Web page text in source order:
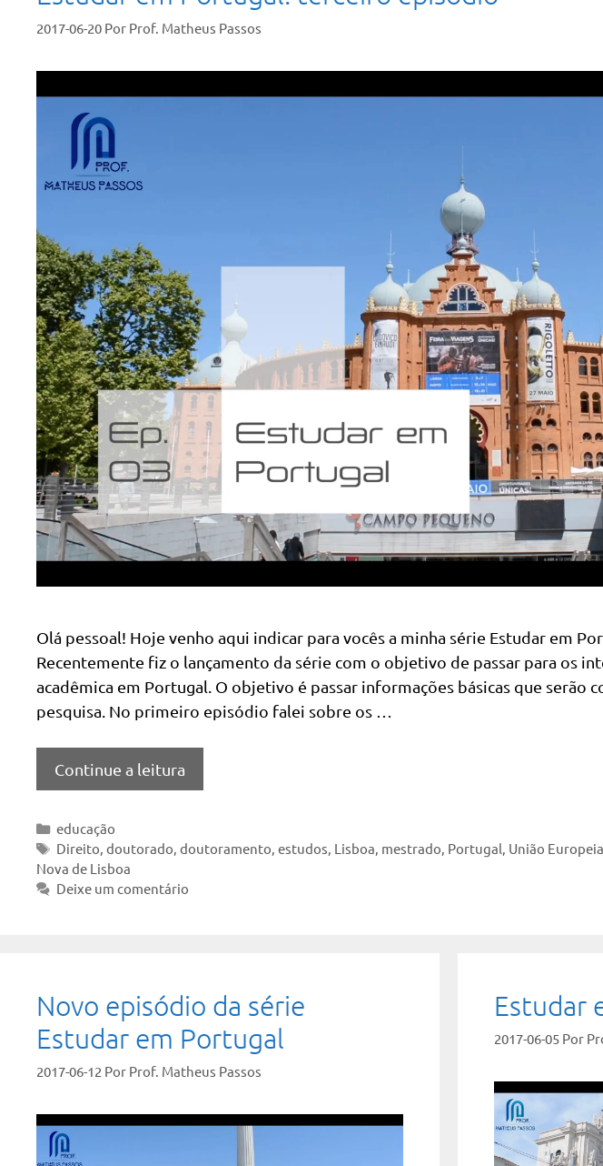
2017-06-20 Por Prof. Matheus Passos
Olá pessoal! Hoje venho aqui indicar para vocês a minha série Estudar em
Recentemente fiz o lançamento da série com o objetivo de passar para os
acadêmica em Portugal. O objetivo é passar informações básicas que serão
pesquisa. No primeiro episódio falei sobre os …
Continue a leitura
Categorias
educação
Tags
Direito ,doutorado ,doutoramento ,estudos Lisboa mestrado Portugal União Europeia
Nova de Lisboa
Deixe um comentário
Novo episódio da série
Estudar em Portugal
2017-06-12 Por Prof. Matheus Passos
Estudar
2017-06-05 Por